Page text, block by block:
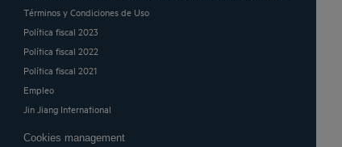
Términos y Condiciones de Uso
Política fiscal 2023
Política fiscal 2022
Política fiscal 2021
Empleo
Jin Jiang International
Cookies management